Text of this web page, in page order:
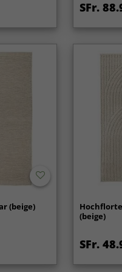
SFr.
(beige)
(beige)
SFr.